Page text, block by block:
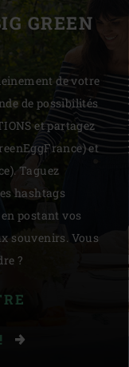
GREEN
de votre
de possibilités
et partagez
et
Taguez
hashtags
postant vos
souvenirs. Vous
?